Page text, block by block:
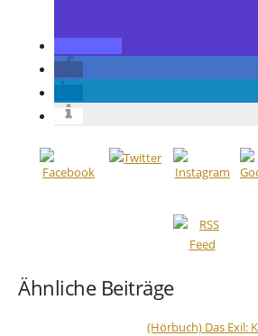
Ähnliche Beiträge
(Hörbuch) Das Exil: